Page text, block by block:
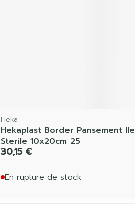
Heka
Hekaplast Border Pansement Ile
Sterile 10x20cm 25
30,15 €
En rupture de stock